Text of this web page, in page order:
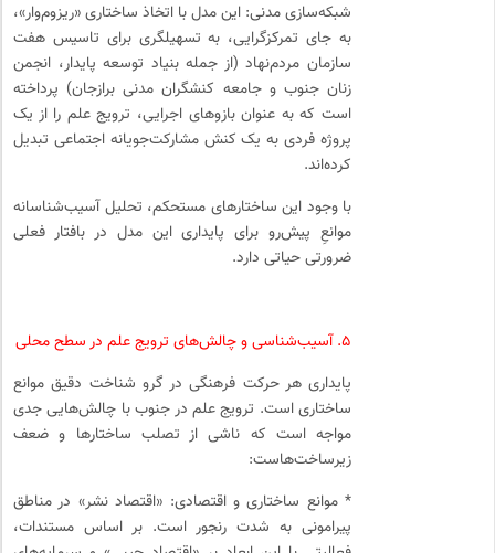
شبکه‌سازی مدنی: این مدل با اتخاذ ساختاری «ریزوم‌وار»،
به جای تمرکزگرایی، به تسهیلگری برای تاسیس هفت
سازمان مردم‌نهاد (از جمله بنیاد توسعه پایدار، انجمن
زنان جنوب و جامعه کنشگران مدنی برازجان) پرداخته
است که به عنوان بازوهای اجرایی، ترویج علم را از یک
پروژه فردی به یک کنش مشارکت‌جویانه اجتماعی تبدیل
کرده‌اند.
با وجود این ساختارهای مستحکم، تحلیل آسیب‌شناسانه
موانعِ پیش‌رو برای پایداری این مدل در بافتار فعلی
ضرورتی حیاتی دارد.
۵. آسیب‌شناسی و چالش‌های ترویج علم در سطح محلی
پایداری هر حرکت فرهنگی در گرو شناخت دقیق موانع
ساختاری است. ترویج علم در جنوب با چالش‌هایی جدی
مواجه است که ناشی از تصلب ساختارها و ضعف
زیرساخت‌هاست:
* موانع ساختاری و اقتصادی: «اقتصاد نشر» در مناطق
پیرامونی به شدت رنجور است. بر اساس مستندات،